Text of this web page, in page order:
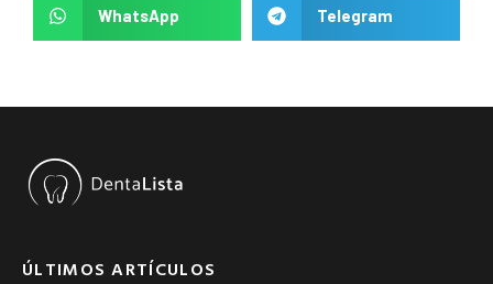
WhatsApp Telegram
ÚLTIMOS ARTÍCULOS